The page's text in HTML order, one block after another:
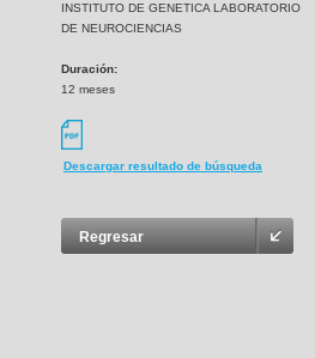
INSTITUTO DE GENETICA LABORATORIO
DE NEUROCIENCIAS
Duración:
12 meses
Descargar resultado de búsqueda
Regresar